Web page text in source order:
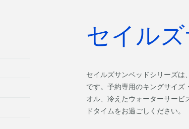
セイル
セイルズサンベッドシリーズは
です。予約専用のキングサイズ
オル、冷えたウォーターサービ
ドタイムをお過ごしください。